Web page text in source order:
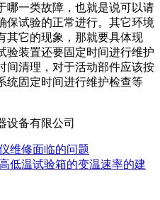
哪一类故障，也就是说可以请
保试验的正常进行。其它环境
其它的现象，那就要具体现
验装置还要固定时间进行维护
间清理，对于活动部件应该按
统固定时间进行维护检查等
维修面临的问题
低温试验箱的变温速率的建